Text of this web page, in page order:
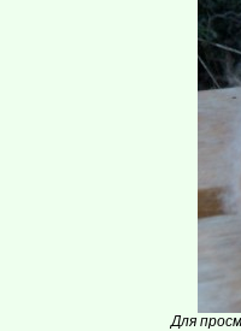
Для